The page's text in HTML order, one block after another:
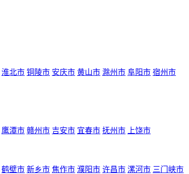
淮北市 铜陵市 安庆市 黄山市 滁州市 阜阳市 宿州市
鹰潭市 赣州市 吉安市 宜春市 抚州市 上饶市
鹤壁市 新乡市 焦作市 濮阳市 许昌市 漯河市 三门峡市